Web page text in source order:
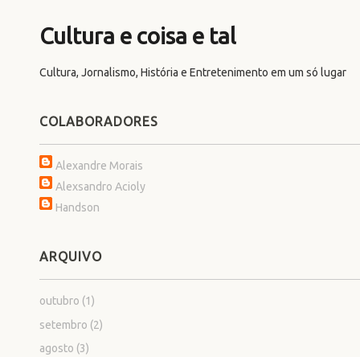
Cultura e coisa e tal
Cultura, Jornalismo, História e Entretenimento em um só lugar
COLABORADORES
Alexandre Morais
Alexsandro Acioly
Handson
ARQUIVO
outubro (1)
setembro (2)
agosto (3)